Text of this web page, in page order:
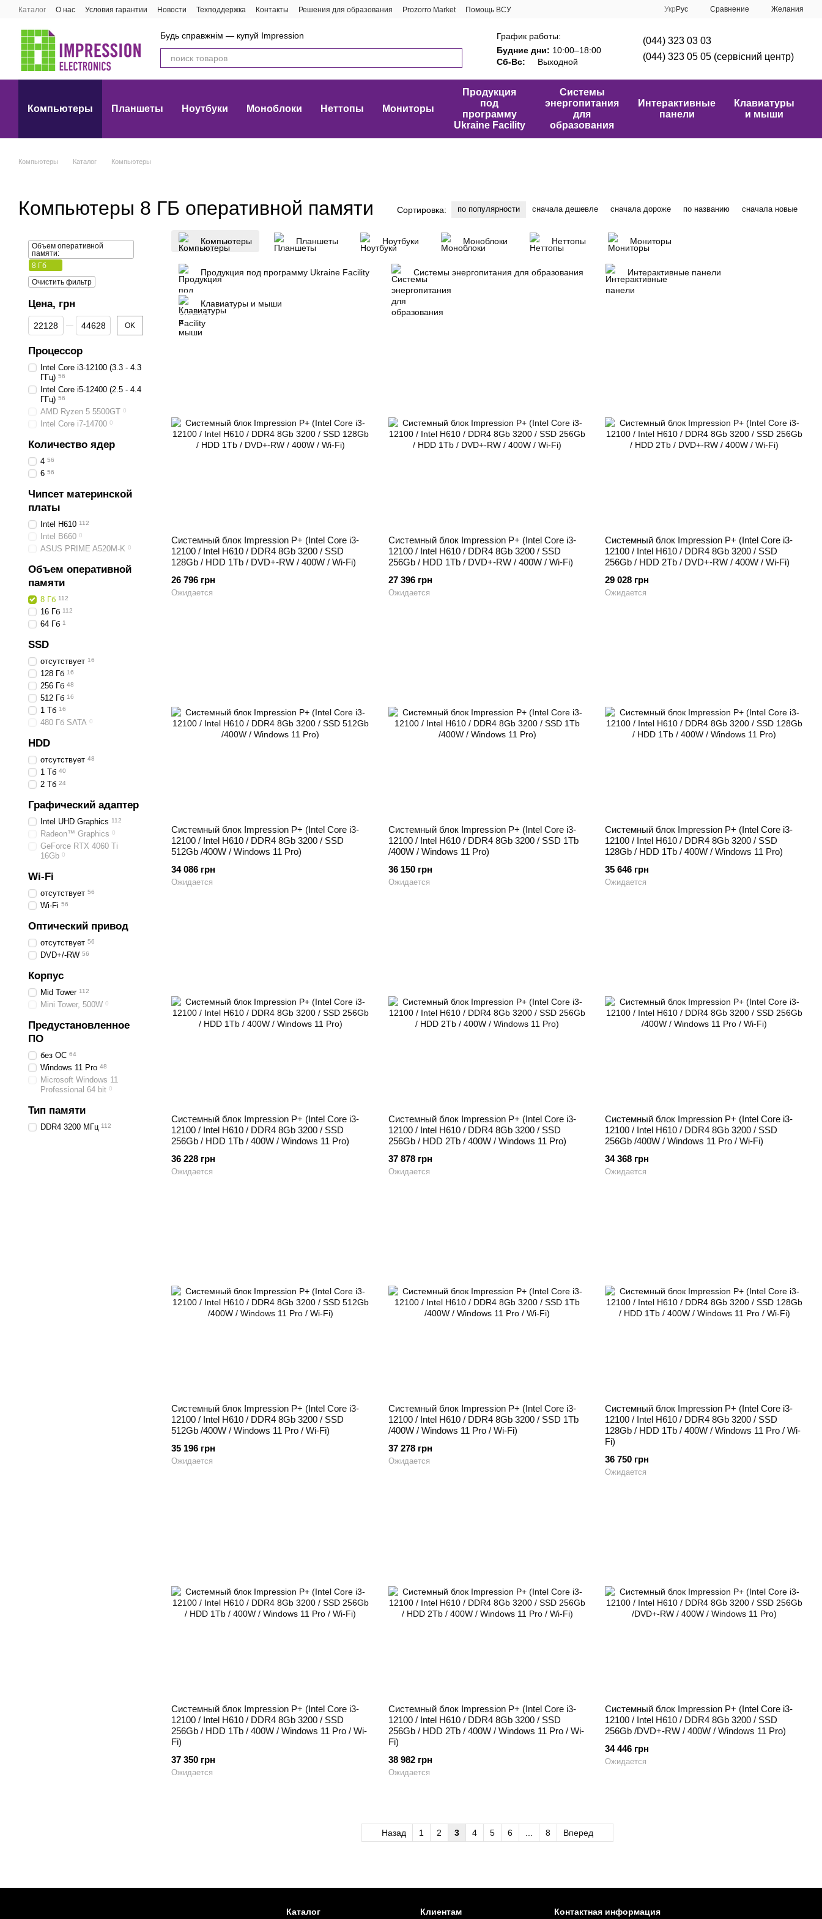
Перейти к основному контенту
Каталог О нас Условия гарантии Новости Техподдержка Контакты Решения для образования Prozorro Market Помощь ВСУ Укр Рус Сравнение Желания
Будь справжнім — купуй Impression
График работы:
Будние дни: 10:00–18:00
Сб-Вс:
Выходной
(044) 323 03 03
(044) 323 05 05 (сервісний центр)
Компьютеры Планшеты Ноутбуки Моноблоки Неттопы Мониторы
Продукция
под
программу
Ukraine Facility
Системы
энергопитания
для
образования
Интерактивные
панели
Клавиатуры
и мыши
Компьютеры Каталог Компьютеры
Компьютеры 8 ГБ оперативной памяти Сортировка: по популярности сначала дешевле сначала дороже по названию сначала новые
Компьютеры Планшеты Ноутбуки Моноблоки Неттопы Мониторы
Продукция под программу Ukraine Facility Системы энергопитания для образования Интерактивные панели
Клавиатуры и мыши
Системный блок Impression P+ (Intel Core i3-
12100 / Intel H610 / DDR4 8Gb 3200 / SSD
128Gb / HDD 1Tb / DVD+-RW / 400W / Wi-Fi)
26 796 грн
Ожидается
Системный блок Impression P+ (Intel Core i3-
12100 / Intel H610 / DDR4 8Gb 3200 / SSD
256Gb / HDD 1Tb / DVD+-RW / 400W / Wi-Fi)
27 396 грн
Ожидается
Системный блок Impression P+ (Intel Core i3-
12100 / Intel H610 / DDR4 8Gb 3200 / SSD
256Gb / HDD 2Tb / DVD+-RW / 400W / Wi-Fi)
29 028 грн
Ожидается
Системный блок Impression P+ (Intel Core i3-
12100 / Intel H610 / DDR4 8Gb 3200 / SSD
512Gb /400W / Windows 11 Pro)
34 086 грн
Ожидается
Системный блок Impression P+ (Intel Core i3-
12100 / Intel H610 / DDR4 8Gb 3200 / SSD 1Tb
/400W / Windows 11 Pro)
36 150 грн
Ожидается
Системный блок Impression P+ (Intel Core i3-
12100 / Intel H610 / DDR4 8Gb 3200 / SSD
128Gb / HDD 1Tb / 400W / Windows 11 Pro)
35 646 грн
Ожидается
Системный блок Impression P+ (Intel Core i3-
12100 / Intel H610 / DDR4 8Gb 3200 / SSD
256Gb / HDD 1Tb / 400W / Windows 11 Pro)
36 228 грн
Ожидается
Системный блок Impression P+ (Intel Core i3-
12100 / Intel H610 / DDR4 8Gb 3200 / SSD
256Gb / HDD 2Tb / 400W / Windows 11 Pro)
37 878 грн
Ожидается
Системный блок Impression P+ (Intel Core i3-
12100 / Intel H610 / DDR4 8Gb 3200 / SSD
256Gb /400W / Windows 11 Pro / Wi-Fi)
34 368 грн
Ожидается
Системный блок Impression P+ (Intel Core i3-
12100 / Intel H610 / DDR4 8Gb 3200 / SSD
512Gb /400W / Windows 11 Pro / Wi-Fi)
35 196 грн
Ожидается
Системный блок Impression P+ (Intel Core i3-
12100 / Intel H610 / DDR4 8Gb 3200 / SSD 1Tb
/400W / Windows 11 Pro / Wi-Fi)
37 278 грн
Ожидается
Системный блок Impression P+ (Intel Core i3-
12100 / Intel H610 / DDR4 8Gb 3200 / SSD
128Gb / HDD 1Tb / 400W / Windows 11 Pro / Wi-
Fi)
36 750 грн
Ожидается
Системный блок Impression P+ (Intel Core i3-
12100 / Intel H610 / DDR4 8Gb 3200 / SSD
256Gb / HDD 1Tb / 400W / Windows 11 Pro / Wi-
Fi)
37 350 грн
Ожидается
Системный блок Impression P+ (Intel Core i3-
12100 / Intel H610 / DDR4 8Gb 3200 / SSD
256Gb / HDD 2Tb / 400W / Windows 11 Pro / Wi-
Fi)
38 982 грн
Ожидается
Системный блок Impression P+ (Intel Core i3-
12100 / Intel H610 / DDR4 8Gb 3200 / SSD
256Gb /DVD+-RW / 400W / Windows 11 Pro)
34 446 грн
Ожидается
Назад 1 2 3 4 5 6 8 Вперед
Объем оперативной
памяти:
8 Гб
Очистить фильтр
Цена, грн
От Цена, грн
До Цена, грн OK
Процессор
Intel Core i3-12100 (3.3 - 4.3
ГГц) 56
Intel Core i5-12400 (2.5 - 4.4
ГГц) 56
AMD Ryzen 5 5500GT 0
Intel Core i7-14700 0
Количество ядер
4 56
6 56
Чипсет материнской
платы
Intel H610 112
Intel B660 0
ASUS PRIME A520M-K 0
Объем оперативной
памяти
8 Гб 112
16 Гб 112
64 Гб 1
SSD
отсутствует 16
128 Гб 16
256 Гб 48
512 Гб 16
1 Тб 16
480 Гб SATA 0
HDD
отсутствует 48
1 Тб 40
2 Тб 24
Графический адаптер
Intel UHD Graphics 112
Radeon™ Graphics 0
GeForce RTX 4060 Ti
16Gb 0
Wi-Fi
отсутствует 56
Wi-Fi 56
Оптический привод
отсутствует 56
DVD+/-RW 56
Корпус
Mid Tower 112
Mini Tower, 500W 0
Предустановленное
ПО
без ОС 64
Windows 11 Pro 48
Microsoft Windows 11
Professional 64 bit 0
Тип памяти
DDR4 3200 МГц 112
Каталог Клиентам Контактная информация